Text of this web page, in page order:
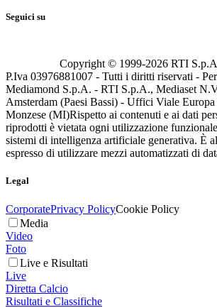
Seguici su
Copyright © 1999-2026 RTI
P.Iva 03976881007 - Tutti i diritti riservati -
Mediamond S.p.A. - RTI S.p.A., Mediaset
Amsterdam (Paesi Bassi) - Uffici Viale
Monzese (MI)Rispetto ai contenuti e ai dati
riprodotti è vietata ogni utilizzazione
sistemi di intelligenza artificiale generativa. È
espresso di utilizzare mezzi automatizzati di
Legal
CorporatePrivacy PolicyCookie Policy
Media
Video
Foto
Live e Risultati
Live
Diretta Calcio
Risultati e Classifiche